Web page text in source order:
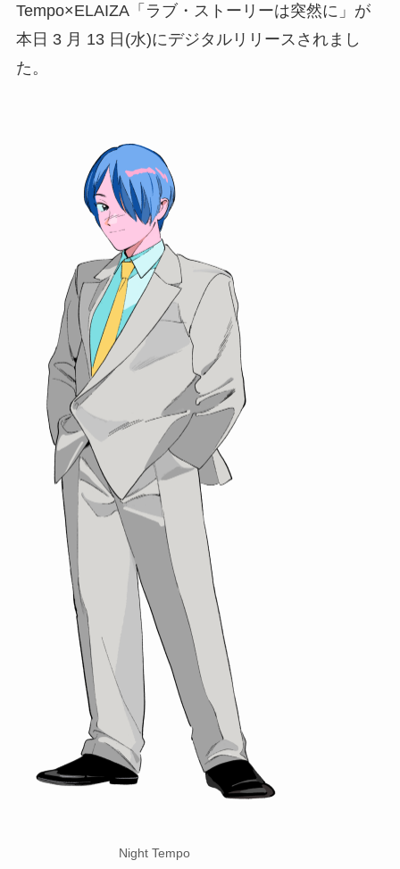
Tempo×ELAIZA「ラブ・ストーリーは突然に」が
本日 3 月 13 日(水)にデジタルリリースされまし
た。
Night Tempo